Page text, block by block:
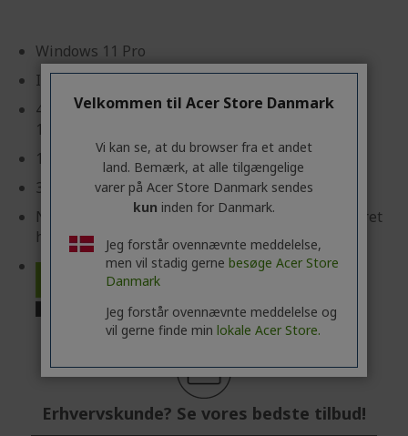
Windows 11 Pro
Intel® Core™ Ultra 9 275HX processor 2,70 GHz
45,7 cm (18") WQUXGA MINI-LED (3840 x 2400)
16:10 IPS 120 Hz
128 GB, DDR% SDRAM
3 TB SSD
NVIDIA® GeForce RTX™ 5090 med 24 GB dedikeret
hukommelse
Erhvervskunde? Se vores bedste tilbud!
Velkommen til Acer Store Danmark
Vi kan se, at du browser fra et andet
land. Bemærk, at alle tilgængelige
varer på Acer Store Danmark sendes
kun inden for Danmark.
Jeg forstår ovennævnte meddelelse,
men vil stadig gerne besøge Acer Store
Danmark
Jeg forstår ovennævnte meddelelse og
vil gerne finde min lokale Acer Store.